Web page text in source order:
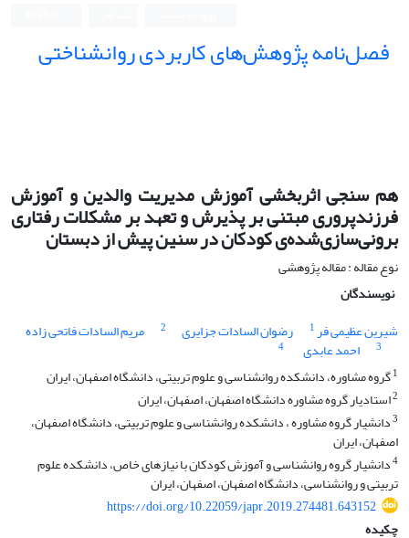
فصل‌نامه پژوهش‌های کاربردی روانشناختی
هم سنجی اثربخشی آموزش مدیریت والدین و آموزش
فرزندپروری مبتنی بر پذیرش و تعهد بر مشکلات رفتاری
برونی‌سازی‌شده‌ی کودکان در سنین پیش از دبستان
نوع مقاله : مقاله پژوهشی
نویسندگان
شیرین عظیمی فر1 رضوان السادات جزایری 2 مریم السادات فاتحی زاده
3 احمد عابدی
4
1گروه مشاوره، دانشکده روانشناسی و علوم تربیتی، دانشگاه اصفهان، ایران
2استادیار گروه مشاوره دانشگاه اصفهان، اصفهان، ایران
3دانشیار گروه مشاوره ، دانشکده روانشناسی و علوم تربیتی، دانشگاه اصفهان،
اصفهان، ایران
4دانشیار گروه روانشناسی و آموزش کودکان با نیازهای خاص، دانشکده علوم
تربیتی و روانشناسی، دانشگاه اصفهان، اصفهان، ایران
https://doi.org/10.22059/japr.2019.274481.643152
چکیده